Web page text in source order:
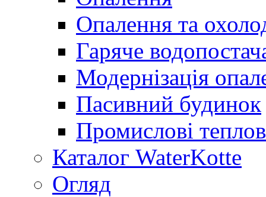
Опалення та
Гаряче
Модернізація
Пасивний будинок
Промислові
Каталог WaterKotte
Огляд